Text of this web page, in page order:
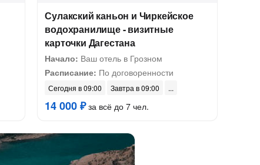
Сулакский каньон и Чиркейское
водохранилище - визитные
карточки Дагестана
Начало: Ваш отель в Грозном
Расписание: По договоренности
Сегодня в 09:00 Завтра в 09:00
14 000 ₽за всё до 7 чел.